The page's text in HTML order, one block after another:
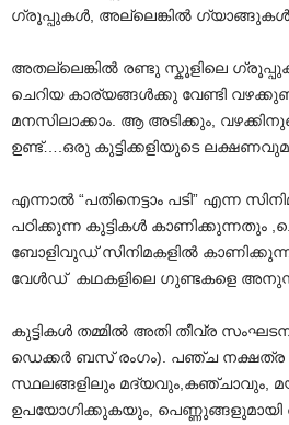
ഗ്രൂപ്പുകൾ, അല്ലെങ്കിൽ
അതല്ലെങ്കിൽ രണ്ടു സ്കൂളിലെ
ചെറിയ കാര്യങ്ങൾക്കു വേണ്ടി
മനസിലാക്കാം. ആ അടിക്കും,
ഉണ്ട്….ഒരു കുട്ടിക്കളിയുടെ
എന്നാൽ “പതിനെട്ടാം പടി” എന്ന
പഠിക്കുന്ന കുട്ടികൾ കാണിക്കുന്നതും
ബോളിവുഡ് സിനിമകളിൽ
വേൾഡ് കഥകളിലെ ഗുണ്ടകളെ
കുട്ടികൾ തമ്മിൽ അതി തീവ്ര
ഡെക്കർ ബസ് രംഗം). പഞ്ച നക്ഷത്ര
സ്ഥലങ്ങളിലും മദ്യവും,കഞ്ചാവും,
ഉപയോഗിക്കുകയും, പെണ്ണുങ്ങളുമായി